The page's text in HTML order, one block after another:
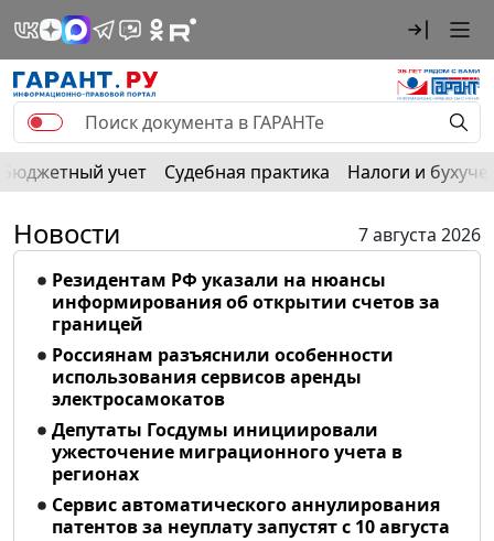
Бюджетный учет Судебная практика Налоги и
Новости
7 августа 2026
Резидентам РФ указали на нюансы
информирования об открытии счетов за
границей
Россиянам разъяснили особенности
использования сервисов аренды
электросамокатов
Депутаты Госдумы инициировали
ужесточение миграционного учета в
регионах
Сервис автоматического аннулирования
патентов за неуплату запустят с 10 августа